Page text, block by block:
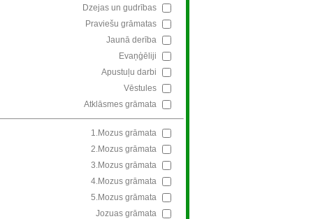
Dzejas un gudrības
Praviešu grāmatas
Jaunā derība
Evaņģēliji
Apustuļu darbi
Vēstules
Atklāsmes grāmata
1.Mozus grāmata
2.Mozus grāmata
3.Mozus grāmata
4.Mozus grāmata
5.Mozus grāmata
Jozuas grāmata